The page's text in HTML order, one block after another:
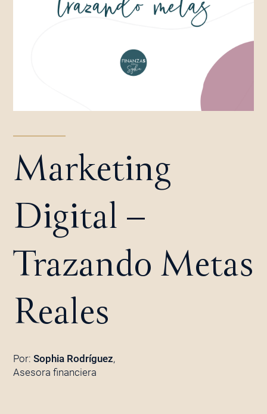
Marketing
Digital –
Trazando Metas
Reales
Por: Sophia Rodríguez,
Asesora financiera